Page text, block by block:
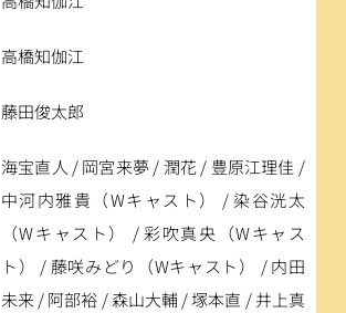
高橋知伽江
藤田俊太郎
海宝直人 / 岡宮来夢 / 潤花 / 豊原江理佳 /
中河内雅貴（Wキャスト） / 染谷洸太
（Wキャスト） / 彩吹真央（Wキャス
ト） / 藤咲みどり（Wキャスト） / 内田
未来 / 阿部裕 / 森山大輔 / 塚本直 / 井上真